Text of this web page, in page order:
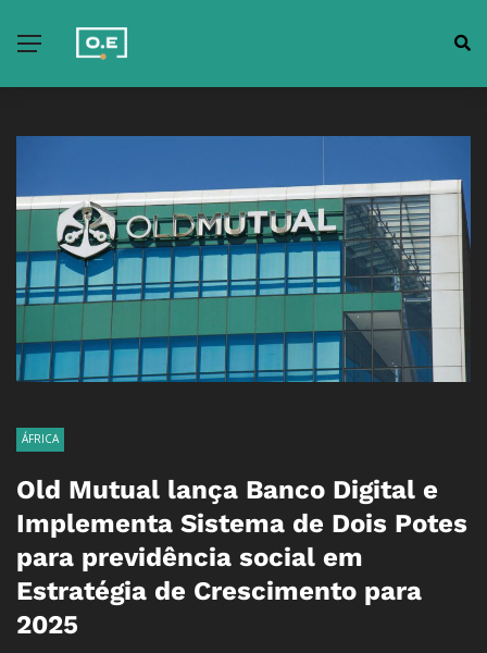
ÁFRICA
Old Mutual lança Banco Digital e
Implementa Sistema de Dois Potes
para previdência social em
Estratégia de Crescimento para
2025